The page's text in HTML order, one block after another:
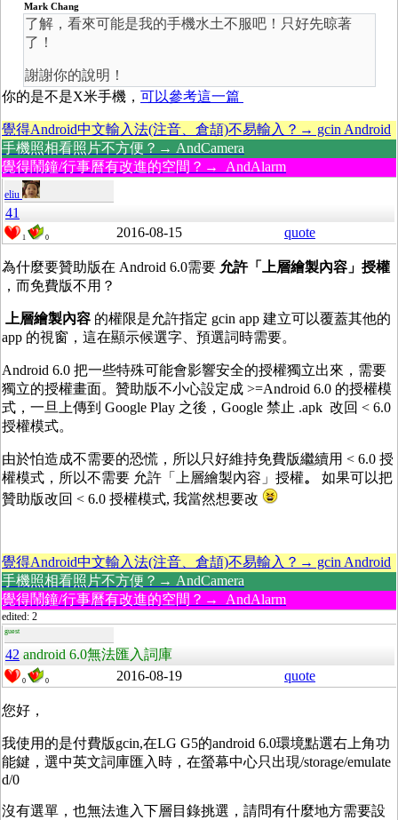
Mark Chang
了解，看來可能是我的手機水土不服吧！只好先晾著
了！
謝謝你的說明！
你的是不是X米手機， 可以參考這一篇
覺得Android中文輸入法(注音、倉頡)不易輸入？→ gcin Android
手機照相看照片不方便？→ AndCamera
覺得鬧鐘/行事曆有改進的空間？→ AndAlarm
eliu
41
1 0 2016-08-15 quote
為什麼要贊助版在 Android 6.0需要 允許「上層繪製內容」授權
，而免費版不用？
上層繪製內容 的權限是允許指定 gcin app 建立可以覆蓋其他的
app 的視窗，這在顯示候選字、預選詞時需要。
Android 6.0 把一些特殊可能會影響安全的授權獨立出來，需要
獨立的授權畫面。贊助版不小心設定成 >=Android 6.0 的授權模
式，一旦上傳到 Google Play 之後，Google 禁止 .apk 改回 < 6.0
授權模式。
由於怕造成不需要的恐慌，所以只好維持免費版繼續用 < 6.0 授
權模式，所以不需要 允許「上層繪製內容」授權。 如果可以把
贊助版改回 < 6.0 授權模式, 我當然想要改
覺得Android中文輸入法(注音、倉頡)不易輸入？→ gcin Android
手機照相看照片不方便？→ AndCamera
覺得鬧鐘/行事曆有改進的空間？→ AndAlarm
edited: 2
guest
42 android 6.0無法匯入詞庫
0 0 2016-08-19 quote
您好，
我使用的是付費版gcin,在LG G5的android 6.0環境點選右上角功
能鍵，選中英文詞庫匯入時，在螢幕中心只出現/storage/emulate
d/0
沒有選單，也無法進入下層目錄挑選，請問有什麼地方需要設